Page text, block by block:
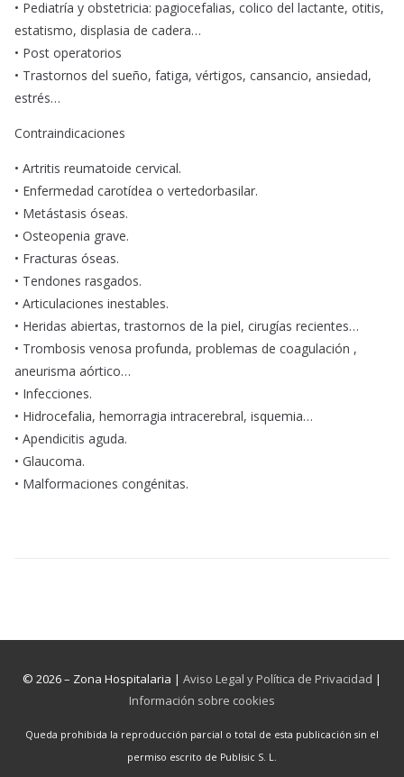
• Pediatría y obstetricia: pagiocefalias, colico del lactante, otitis,
estatismo, displasia de cadera…
• Post operatorios
• Trastornos del sueño, fatiga, vértigos, cansancio, ansiedad,
estrés…
Contraindicaciones
• Artritis reumatoide cervical.
• Enfermedad carotídea o vertedorbasilar.
• Metástasis óseas.
• Osteopenia grave.
• Fracturas óseas.
• Tendones rasgados.
• Articulaciones inestables.
• Heridas abiertas, trastornos de la piel, cirugías recientes…
• Trombosis venosa profunda, problemas de coagulación ,
aneurisma aórtico…
• Infecciones.
• Hidrocefalia, hemorragia intracerebral, isquemia…
• Apendicitis aguda.
• Glaucoma.
• Malformaciones congénitas.
© 2026 – Zona Hospitalaria | Aviso Legal y Política de Privacidad |
Información sobre cookies
Queda prohibida la reproducción parcial o total de esta publicación sin el
permiso escrito de Publisic S. L.